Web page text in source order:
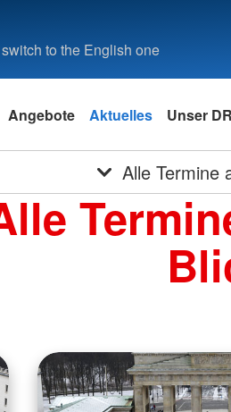
to the English one
Angebote Aktuelles Unser
Alle Termine